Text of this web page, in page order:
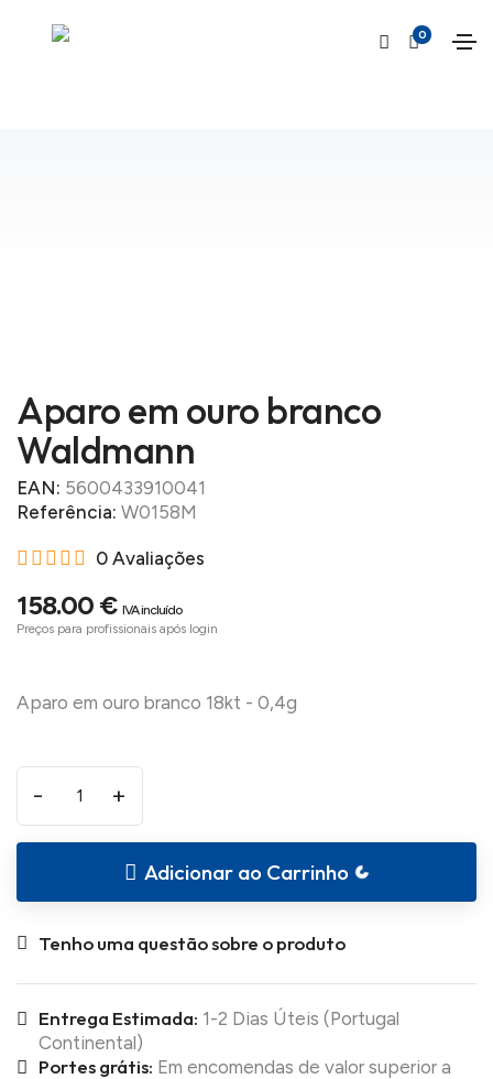
0
Aparo em ouro branco
Waldmann
EAN: 5600433910041
Referência: W0158M
0 Avaliações
158.00 € IVA incluído
Preços para profissionais após login
- +
Adicionar ao Carrinho
Loading...
Tenho uma questão sobre o produto
Entrega Estimada: 1-2 Dias Úteis (Portugal
Continental)
Portes grátis: Em encomendas de valor superior a